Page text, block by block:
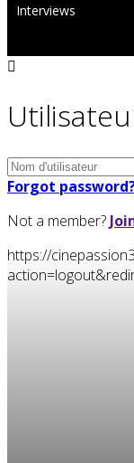
Interviews
Forgot
Not a member?
https://